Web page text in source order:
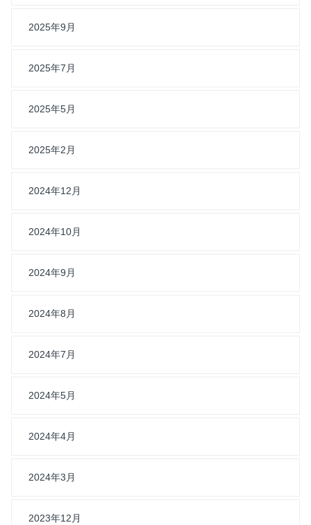
2025年9月
2025年7月
2025年5月
2025年2月
2024年12月
2024年10月
2024年9月
2024年8月
2024年7月
2024年5月
2024年4月
2024年3月
2023年12月